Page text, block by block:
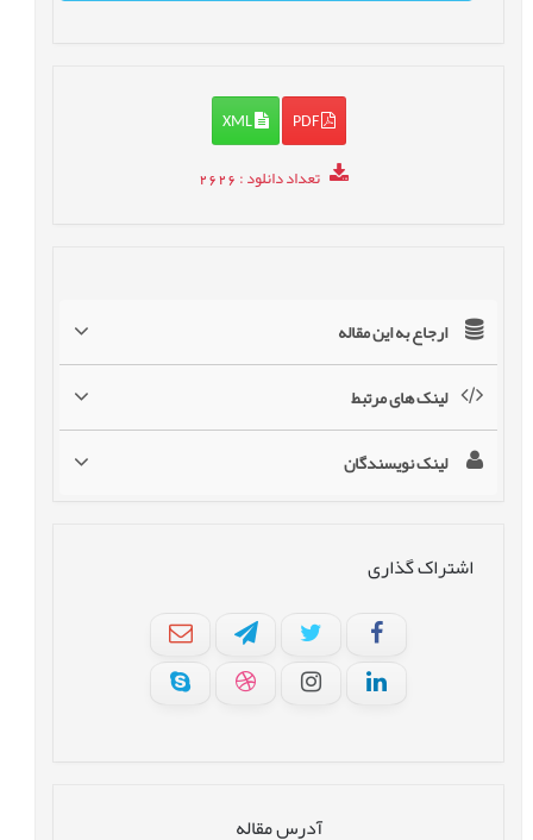
PDF
XML
تعداد دانلود: 2626
ارجاع به این مقاله
لینک های مرتبط
لینک نویسندگان
اشتراک گذاری
آدرس مقاله